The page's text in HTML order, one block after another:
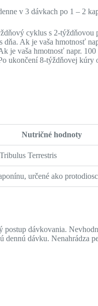
v 3 dávkach po 1 – 2
cyklus s 2-týždňovou
dňa. Ak je vaša hmotnosť
je vaša hmotnosť napr.
ukončení 8-týždňovej
Nutričné hodnoty
Terrestris
určené ako
dávkovania.
dennú dávku. Nenahrádza